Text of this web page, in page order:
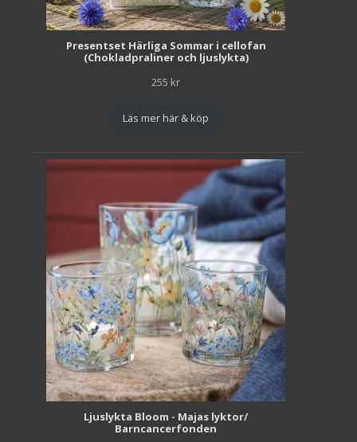
Presentset Härliga Sommar i cellofan
(Chokladpraliner och ljuslykta)
255 kr
Läs mer här & köp
Ljuslykta Bloom - Majas lyktor/
Barncancerfonden